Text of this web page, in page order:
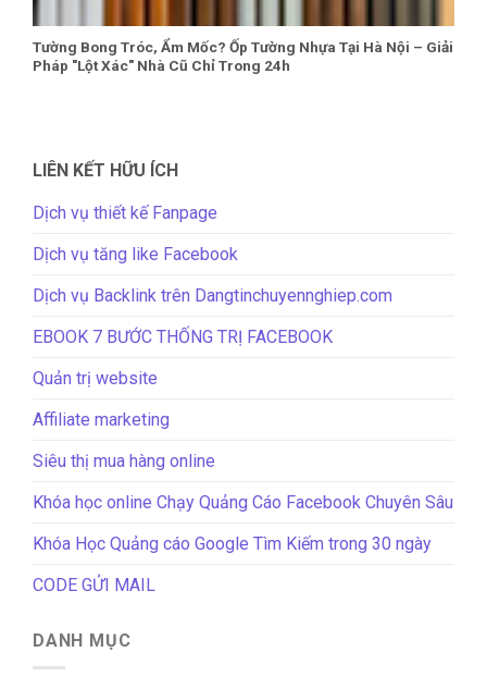
Tường Bong Tróc, Ẩm Mốc? Ốp Tường Nhựa Tại Hà Nội – Giải
Pháp "Lột Xác" Nhà Cũ Chỉ Trong 24h
LIÊN KẾT HỮU ÍCH
Dịch vụ thiết kế Fanpage
Dịch vụ tăng like Facebook
Dịch vụ Backlink trên Dangtinchuyennghiep.com
EBOOK 7 BƯỚC THỐNG TRỊ FACEBOOK
Quản trị website
Affiliate marketing
Siêu thị mua hàng online
Khóa học online Chạy Quảng Cáo Facebook Chuyên Sâu
Khóa Học Quảng cáo Google Tìm Kiếm trong 30 ngày
CODE GỬI MAIL
DANH MỤC